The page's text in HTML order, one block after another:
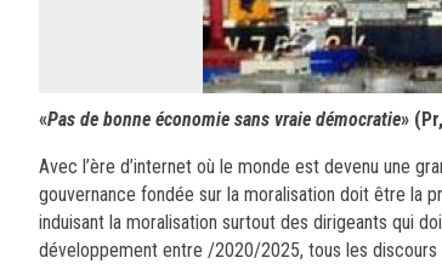
«Pas de bonne économie sans vraie démocratie» (Pr,
Avec l’ère d’internet où le monde est devenu une
gouvernance fondée sur la moralisation doit être la
induisant la moralisation surtout des dirigeants qui
développement entre /2020/2025, tous les